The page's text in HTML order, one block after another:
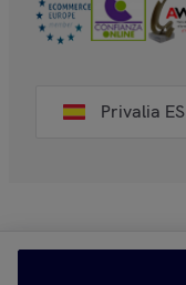
Privalia ES